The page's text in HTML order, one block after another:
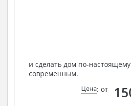
Разрезы и состав
Фасады с ведомостью
Элементы проемов –
Ведомость перемычек –
Объемы основных
Архитектурные узлы в
2. Конструктивный раздел:
и сделать дом по-
современным.
Цена: от